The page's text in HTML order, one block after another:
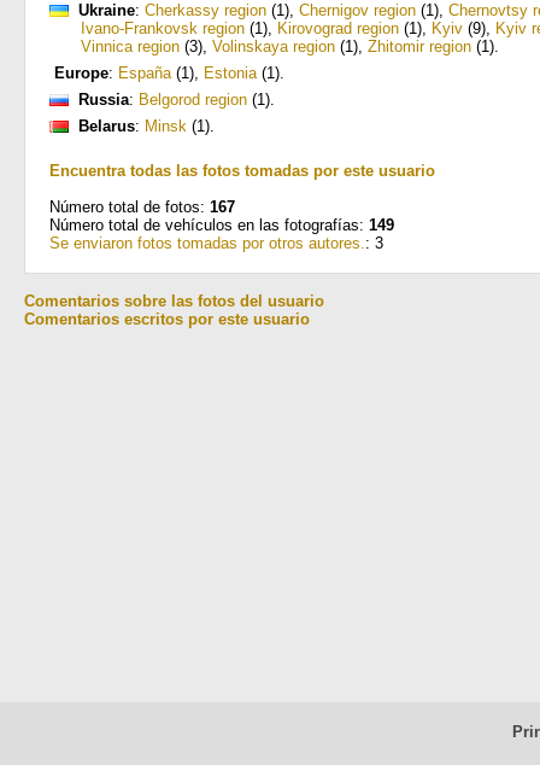
Ukraine: Cherkassy region (1), Chernigov region (1), Chernovtsy
Ivano-Frankovsk region (1), Kirovograd region (1), Kyiv (9), Kyiv
Vinnica region (3), Volinskaya region (1), Zhitomir region (1).
Europe: España(1), Estonia(1).
Russia: Belgorod region (1).
Belarus: Minsk (1).
Encuentra todas las fotos tomadas por este usuario
Número total de fotos: 167
Número total de vehículos en las fotografías: 149
Se enviaron fotos tomadas por otros autores.: 3
Comentarios sobre las fotos del usuario
Comentarios escritos por este usuario